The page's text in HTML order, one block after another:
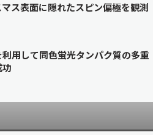
ス表面に隠れたスピン偏極を観測
用して同色蛍光タンパク質の多重